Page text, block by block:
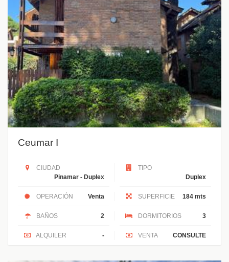
Ceumar I
CIUDAD
Pinamar - Duplex
TIPO
Duplex
OPERACIÓN Venta SUPERFICIE 184 mts
BAÑOS 2 DORMITORIOS 3
ALQUILER - VENTA CONSULTE